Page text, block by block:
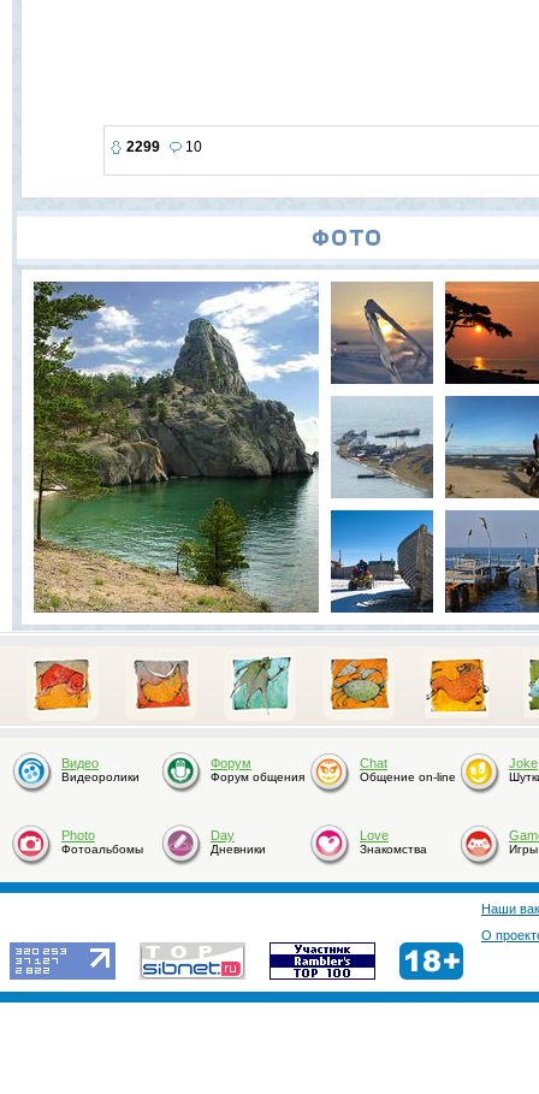
2299 10
Видео
Видеоролики
Форум
Форум общения
Chat
Общение on-line
Joke
Photo
Фотоальбомы
Day
Дневники
Love
Знакомства Игры
Наши
О